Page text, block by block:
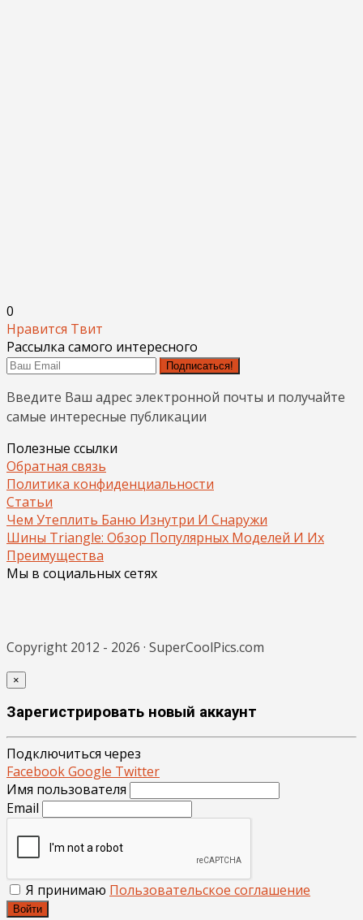
0
Нравится Твит
Рассылка самого интересного
Подписаться!
Введите Ваш адрес электронной почты и получайте
самые интересные публикации
Полезные ссылки
Обратная связь
Политика конфиденциальности
Статьи
Чем Утеплить Баню Изнутри И Снаружи
Шины Triangle: Обзор Популярных Моделей И Их
Преимущества
Мы в социальных сетях
Copyright 2012 - 2026 · SuperCoolPics.com
×
Зарегистрировать новый аккаунт
Подключиться через
FacebookGoogle Twitter
Имя пользователя
Email
Я принимаю Пользовательское соглашение
Войти